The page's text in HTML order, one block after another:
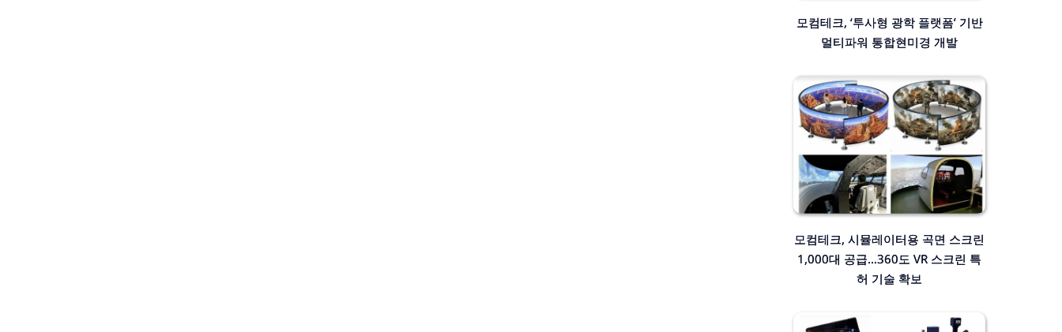
모컴테크, ‘투사형 광학 플랫폼’ 기반
멀티파워 통합현미경 개발
모컴테크, 시뮬레이터용 곡면 스크린
1,000대 공급…360도 VR 스크린 특
허 기술 확보